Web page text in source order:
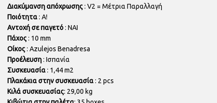
Διακύμανση απόχρωσης: V2 = Μέτρια Παραλλαγή
Ποιότητα: Α!
Αντοχή σε παγετό: ΝΑΙ
Πάχος: 10 mm
Οίκος: Azulejos Benadresa
Προέλευση: Ισπανία
Συσκευασία: 1,44 m2
Πλακάκια στην συσκευασία: 2 pcs
Κιλά συσκευασίας: 29,00 kg